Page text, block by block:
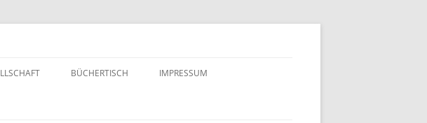
BÜCHERTISCH IMPRESSUM